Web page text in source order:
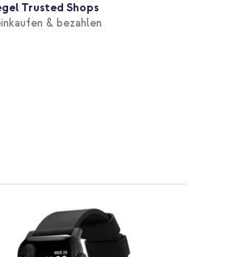
Trusted Shops
& bezahlen